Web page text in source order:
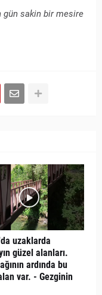
gün sakin bir mesire
uzaklarda
güzel alanları.
ardında bu
var. - Gezginin